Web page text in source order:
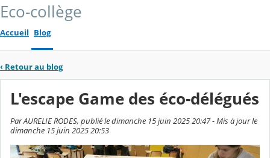
Eco-collège
Accueil Blog
‹ Retour au blog
L'escape Game des éco-délégués
Par AURELIE RODES, publié le dimanche 15 juin 2025 20:47 - Mis à jour le
dimanche 15 juin 2025 20:53